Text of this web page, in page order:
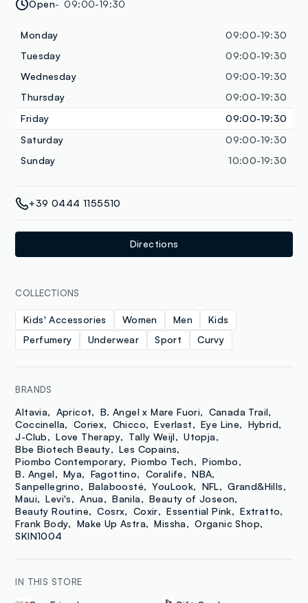
Open 09:00-19:30
Monday
09:00-19:30
Tuesday
09:00-19:30
Wednesday
09:00-19:30
Thursday
09:00-19:30
Friday
09:00-19:30
Saturday
09:00-19:30
Sunday
10:00-19:30
+39 0444 1155510
Directions
COLLECTIONS
Kids' Accessories Women Men
Kids
Perfumery
Underwear Sport Curvy
BRANDS
Altavia Apricot B. Angel x Mare Fuori
Canada Trail
Coccinella
Coriex Chicco Everlast Eye Line
Hybrid
J-Club
Love Therapy Tally Weijl
Utopja
Bbe Biotech Beauty
Les Copains
Piombo Contemporary
Piombo Tech
Piombo
B. Angel
Mya Fagottino Coralife
NBA
Sanpellegrino
Balaboosté YouLook NFL
Grand&Hills
Maui
Levi's Anua Banila
Beauty of Joseon
Beauty Routine
Cosrx Coxir Essential Pink
Extratto
Frank Body
Make Up Astra Missha
Organic Shop
SKIN1004
IN THIS STORE